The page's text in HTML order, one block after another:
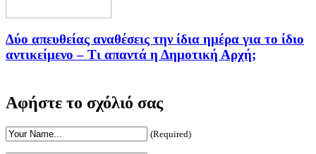
Δύο απευθείας αναθέσεις την ίδια ημέρα για το ίδιο
αντικείμενο – Τι απαντά η Δημοτική Αρχή;
Αφήστε το σχόλιό σας
(Required)